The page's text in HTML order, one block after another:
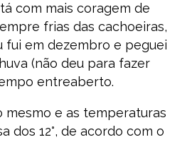
com mais coragem de
frias das cachoeiras,
fui em dezembro e peguei
(não deu para fazer
entreaberto.
mesmo e as temperaturas
dos 12°, de acordo com o